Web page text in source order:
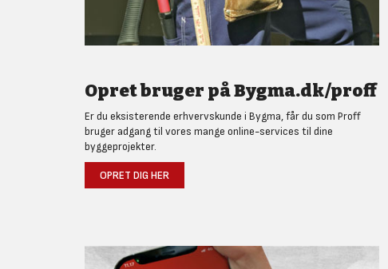
Opret bruger på Bygma.dk/proff
Er du eksisterende erhvervskunde i Bygma, får du som Proff
bruger adgang til vores mange online-services til dine
byggeprojekter.
OPRET DIG HER